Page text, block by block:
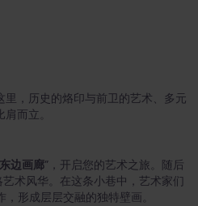
，历史的烙印与前卫的艺术、多元
而立。
东边画廊”，开启您的艺术之旅。随后
艺术风华。在这条小巷中，艺术家们
形成层层交融的独特壁画。